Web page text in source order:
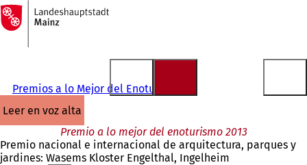
Saltar al contenido
A
la
página
Premios a lo Mejor del Enoturismo
leer en voz alta
Premio a lo mejor del enoturismo 2013
Premio nacional e internacional de arquitectura, parques y
jardines: Wasems Kloster Engelthal, Ingelheim